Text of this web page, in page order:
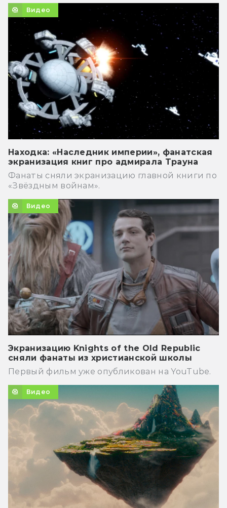
Видео
Находка: «Наследник империи», фанатская
экранизация книг про адмирала Трауна
Фанаты сняли экранизацию главной книги по
«Звёздным войнам».
Видео
Экранизацию Knights of the Old Republic
сняли фанаты из христианской школы
Первый фильм уже опубликован на YouTube.
Видео